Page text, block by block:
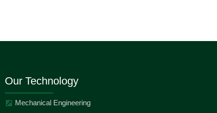
Our Technology
Mechanical Engineering